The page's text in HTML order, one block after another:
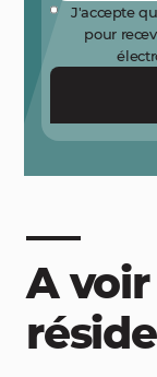
J'accepte
pour
A